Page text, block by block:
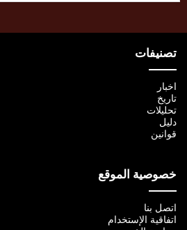
تصنيفات
اخبار
تاريخ
تحليلات
دليل
قوانين
خصوصية الموقع
اتصل بنا
اتفاقية الإستخدام